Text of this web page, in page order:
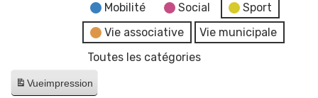
Mobilité
Social
Sport
Vie associative
Vie municipale
Toutes les catégories
Vueimpression